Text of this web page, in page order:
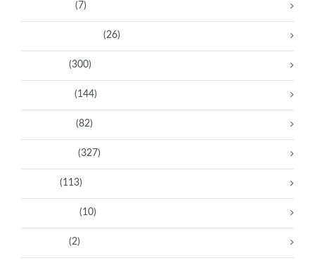
(7)
(26)
(300)
(144)
(82)
(327)
(113)
(10)
(2)